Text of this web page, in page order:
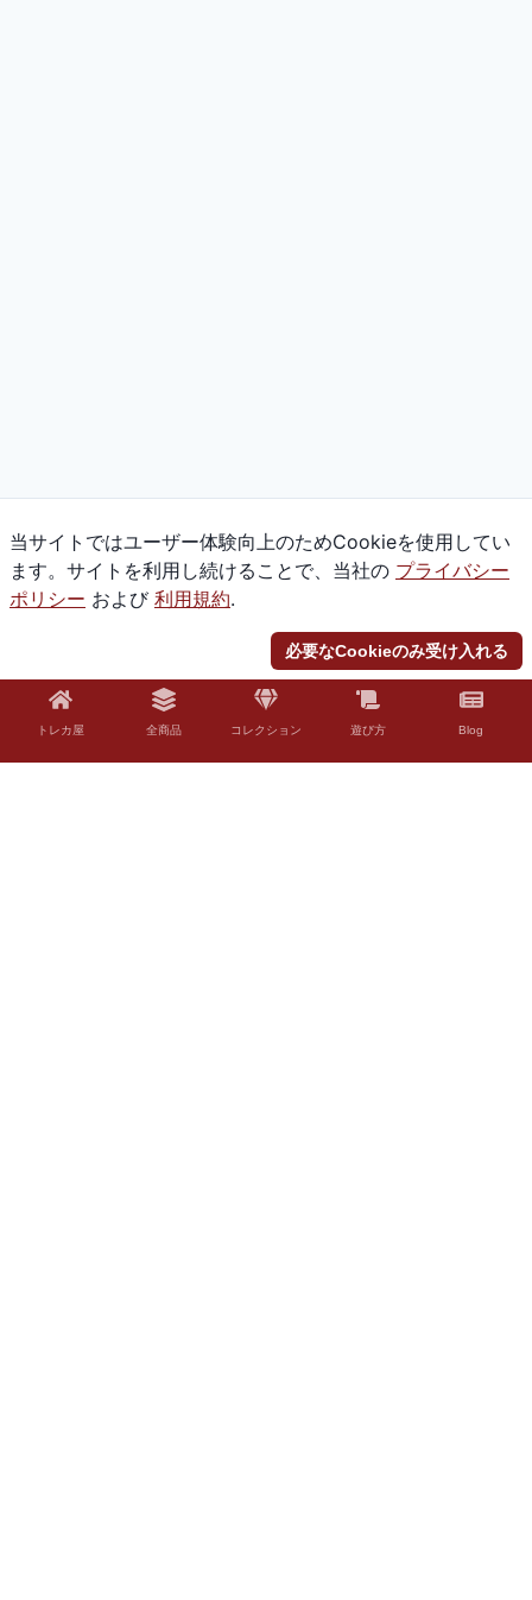
当サイトではユーザー体験向上のためCookieを使用してい
ます。サイトを利用し続けることで、当社の プライバシー
ポリシー および 利用規約.
必要なCookieのみ受け入れる
トレカ屋 全商品 コレクション 遊び方 Blog